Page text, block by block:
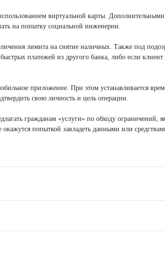
виртуальной карты. Дополнительными
на попытку социальной инженерии.
лимита на снятие наличных. Также под
платежей из другого банка, либо если
приложение. При этом устанавливается
свою личность и цель операции.
гражданам «услуги» по обходу ограничений,
попыткой завладеть данными или